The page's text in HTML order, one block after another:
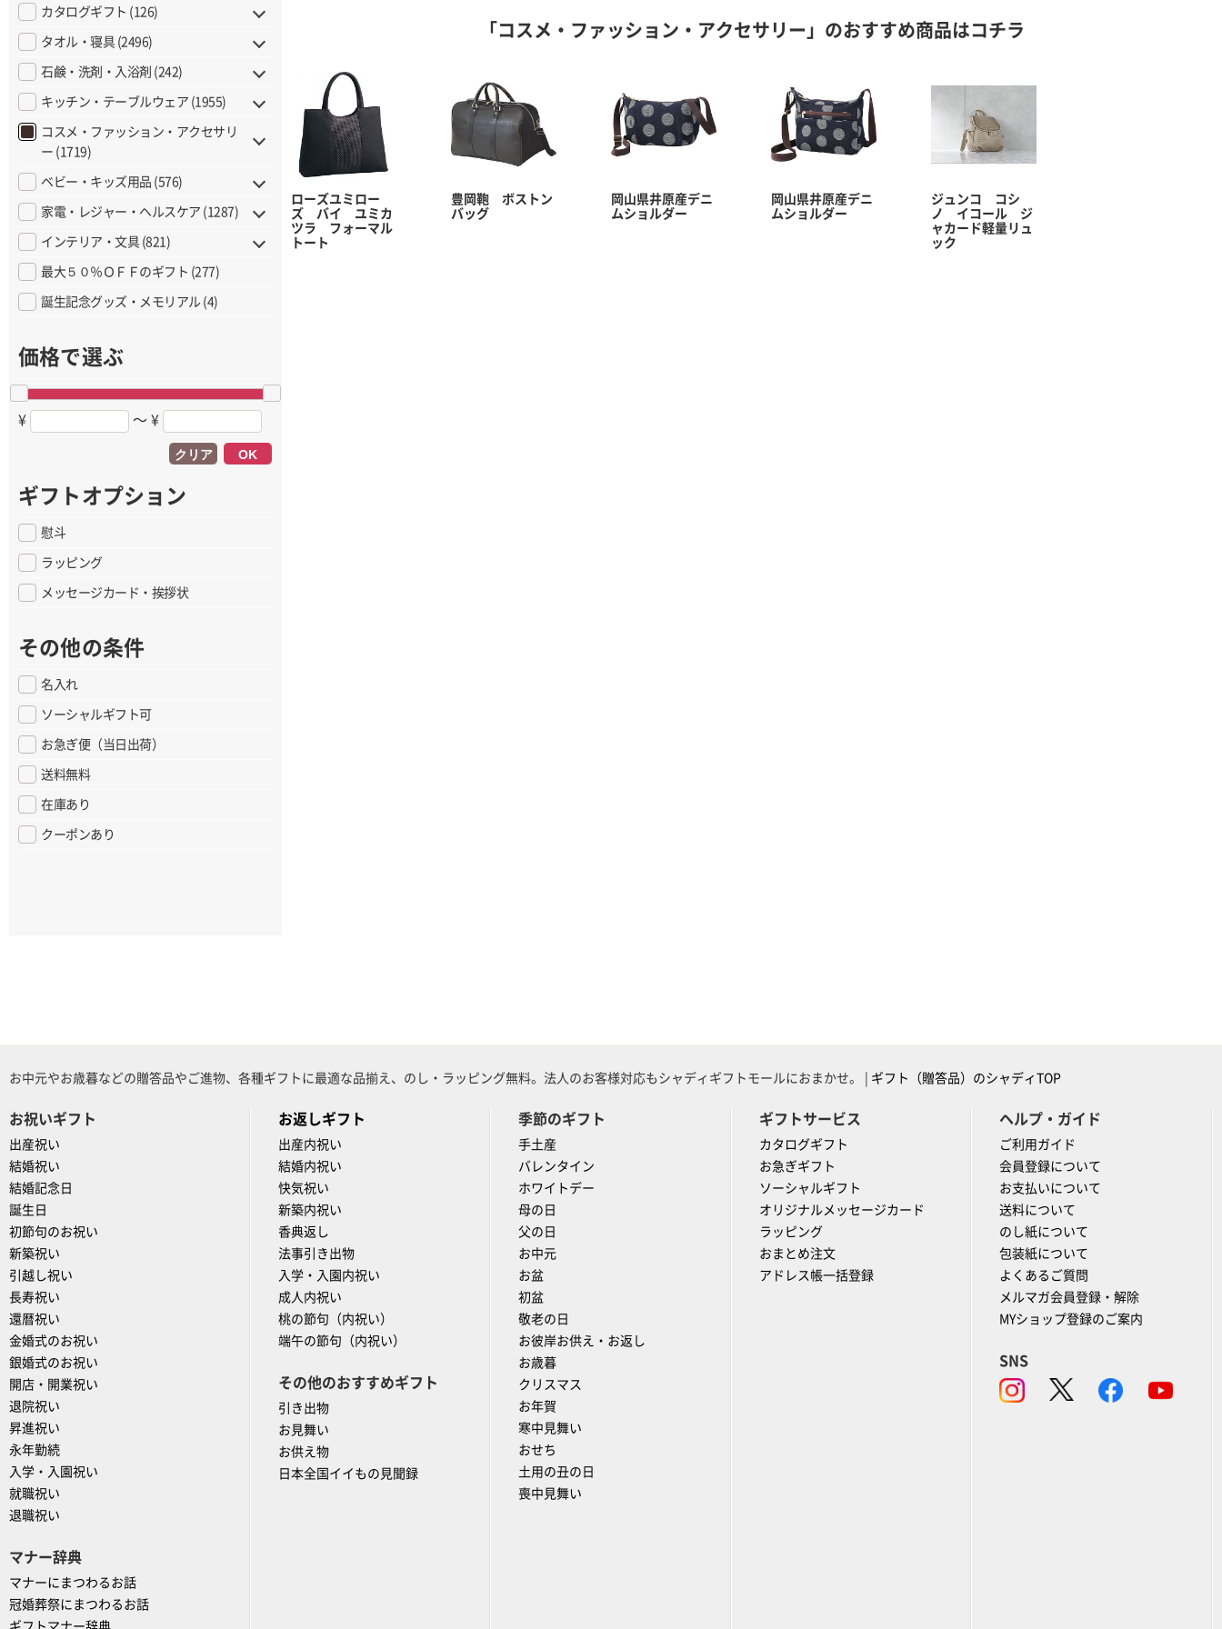
「コスメ・ファッション・アクセサリー」のおすすめ商品はコチラ
ローズユミロー
ズ バイ ユミカ
ツラ フォーマル
トート
豊岡鞄 ボストン
バッグ
岡山県井原産デニ
ムショルダー
岡山県井原産デニ
ムショルダー
ジュンコ コシ
ノ イコール ジ
ャカード軽量リュ
ック
カタログギフト (126)
タオル・寝具 (2496)
石鹸・洗剤・入浴剤 (242)
キッチン・テーブルウェア (1955)
コスメ・ファッション・アクセサリ
ー (1719)
ベビー・キッズ用品 (576)
家電・レジャー・ヘルスケア (1287)
インテリア・文具 (821)
最大５０％ＯＦＦのギフト (277)
誕生記念グッズ・メモリアル (4)
価格で選ぶ
¥ 〜 ¥
OK
クリア
ギフトオプション
慰斗
ラッピング
メッセージカード・挨拶状
その他の条件
名入れ
ソーシャルギフト可
お急ぎ便（当日出荷）
送料無料
在庫あり
クーポンあり
お中元やお歳暮などの贈答品やご進物、各種ギフトに最適な品揃え、のし・ラッピング無料。法人のお客様対応もシャディギフトモールにおまかせ。 | ギフト（贈答品）のシャディTOP
お祝いギフト
出産祝い
結婚祝い
結婚記念日
誕生日
初節句のお祝い
新築祝い
引越し祝い
長寿祝い
還暦祝い
金婚式のお祝い
銀婚式のお祝い
開店・開業祝い
退院祝い
昇進祝い
永年勤続
入学・入園祝い
就職祝い
退職祝い
マナー辞典
マナーにまつわるお話
冠婚葬祭にまつわるお話
ギフトマナー辞典
お返しギフト
出産内祝い
結婚内祝い
快気祝い
新築内祝い
香典返し
法事引き出物
入学・入園内祝い
成人内祝い
桃の節句（内祝い）
端午の節句（内祝い）
その他のおすすめギフト
引き出物
お見舞い
お供え物
日本全国イイもの見聞録
季節のギフト
手土産
バレンタイン
ホワイトデー
母の日
父の日
お中元
お盆
初盆
敬老の日
お彼岸お供え・お返し
お歳暮
クリスマス
お年賀
寒中見舞い
おせち
土用の丑の日
喪中見舞い
ギフトサービス
カタログギフト
お急ぎギフト
ソーシャルギフト
オリジナルメッセージカード
ラッピング
おまとめ注文
アドレス帳一括登録
ヘルプ・ガイド
ご利用ガイド
会員登録について
お支払いについて
送料について
のし紙について
包装紙について
よくあるご質問
メルマガ会員登録・解除
MYショップ登録のご案内
SNS